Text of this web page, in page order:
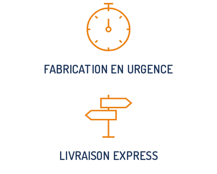
FABRICATION EN URGENCE
LIVRAISON EXPRESS